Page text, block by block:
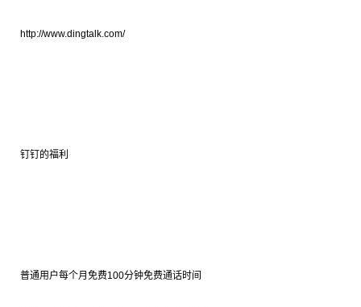
http://www.dingtalk.com/
钉钉的福利
普通用户每个月免费100分钟免费通话时间